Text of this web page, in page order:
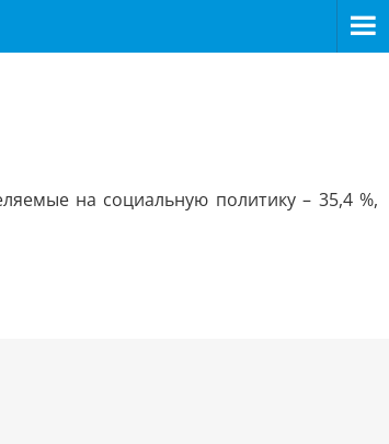
на социальную политику – 35,4 %,